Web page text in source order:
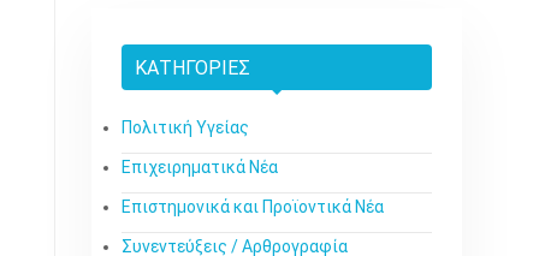
ΚΑΤΗΓΟΡΊΕΣ
Πολιτική Υγείας
Επιχειρηματικά Νέα
Επιστημονικά και Προϊοντικά Νέα
Συνεντεύξεις / Αρθρογραφία